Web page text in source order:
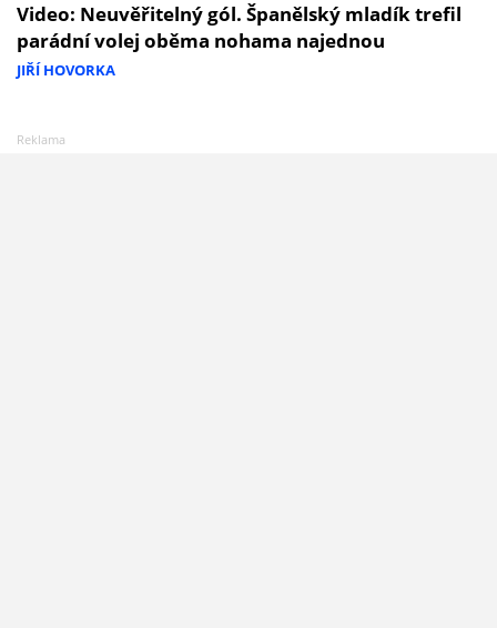
Video: Neuvěřitelný gól. Španělský mladík trefil
parádní volej oběma nohama najednou
JIŘÍ HOVORKA